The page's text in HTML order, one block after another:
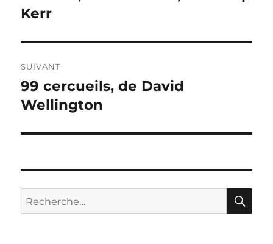
l’article
précédente :
Kerr
SUIVANT
Publication
suivante :
99 cercueils, de David
Wellington
Recherche
pour :